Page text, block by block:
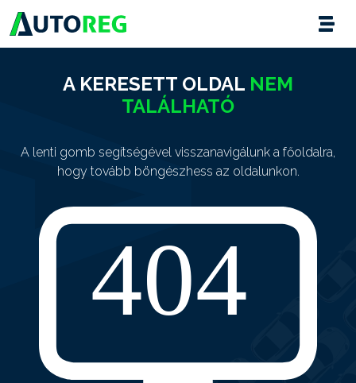
A KERESETT OLDAL NEM
TALÁLHATÓ
A lenti gomb segítségével visszanavigálunk a főoldalra,
hogy tovább böngészhess az oldalunkon.